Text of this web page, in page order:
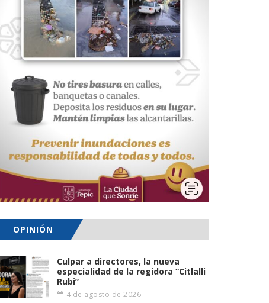
OPINIÓN
Culpar a directores, la nueva
especialidad de la regidora “Citlalli
Rubi”
4 de agosto de 2026